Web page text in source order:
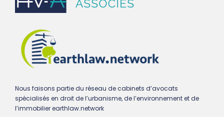
Nous faisons partie du réseau de cabinets d’avocats
spécialisés en droit de l’urbanisme, de l’environnement et de
l’immobilier earthlaw.network